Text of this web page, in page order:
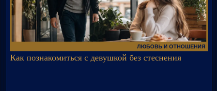
ЛЮБОВЬ И ОТНОШЕНИЯ
Как познакомиться с девушкой без стеснения